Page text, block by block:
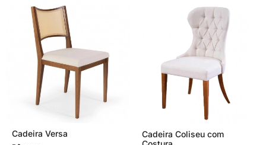
Cadeira Versa
Cadeira Coliseu com